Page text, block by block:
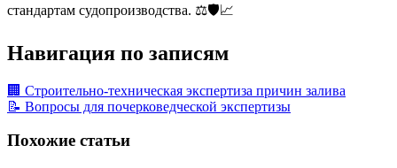
стандартам судопроизводства. ⚖️🛡️📈
Навигация по записям
🏢 Строительно-техническая экспертиза причин залива
📝 Вопросы для почерковедческой экспертизы
Похожие статьи